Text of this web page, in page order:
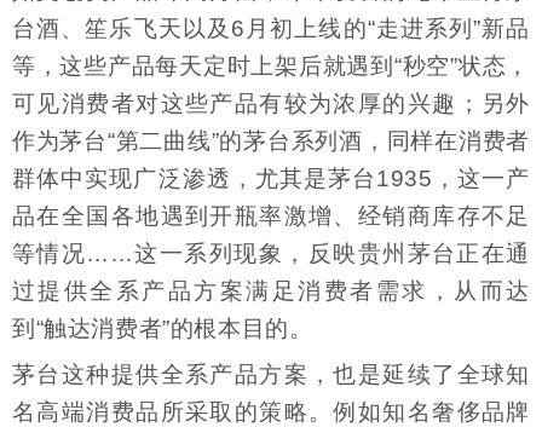
台酒、笙乐飞天以及6月初上线的“走进系列”新品
等，这些产品每天定时上架后就遇到“秒空”状态，
可见消费者对这些产品有较为浓厚的兴趣；另外
作为茅台“第二曲线”的茅台系列酒，同样在消费者
群体中实现广泛渗透，尤其是茅台1935，这一产
品在全国各地遇到开瓶率激增、经销商库存不足
等情况……这一系列现象，反映贵州茅台正在通
过提供全系产品方案满足消费者需求，从而达
到“触达消费者”的根本目的。
茅台这种提供全系产品方案，也是延续了全球知
名高端消费品所采取的策略。例如知名奢侈品牌